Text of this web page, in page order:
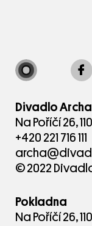
Divadlo Archa
Na Poříčí 26,
+420 221 716 111
© 2022
Pokladna
Na Poříčí 26,